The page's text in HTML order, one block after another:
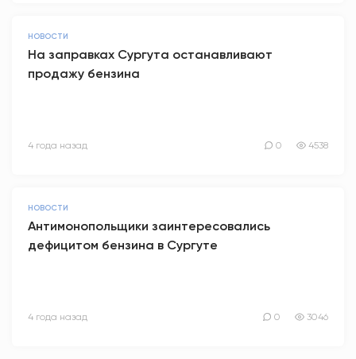
НОВОСТИ
На заправках Сургута останавливают
продажу бензина
4 года назад 0 4538
НОВОСТИ
Антимонопольщики заинтересовались
дефицитом бензина в Сургуте
4 года назад 0 3046